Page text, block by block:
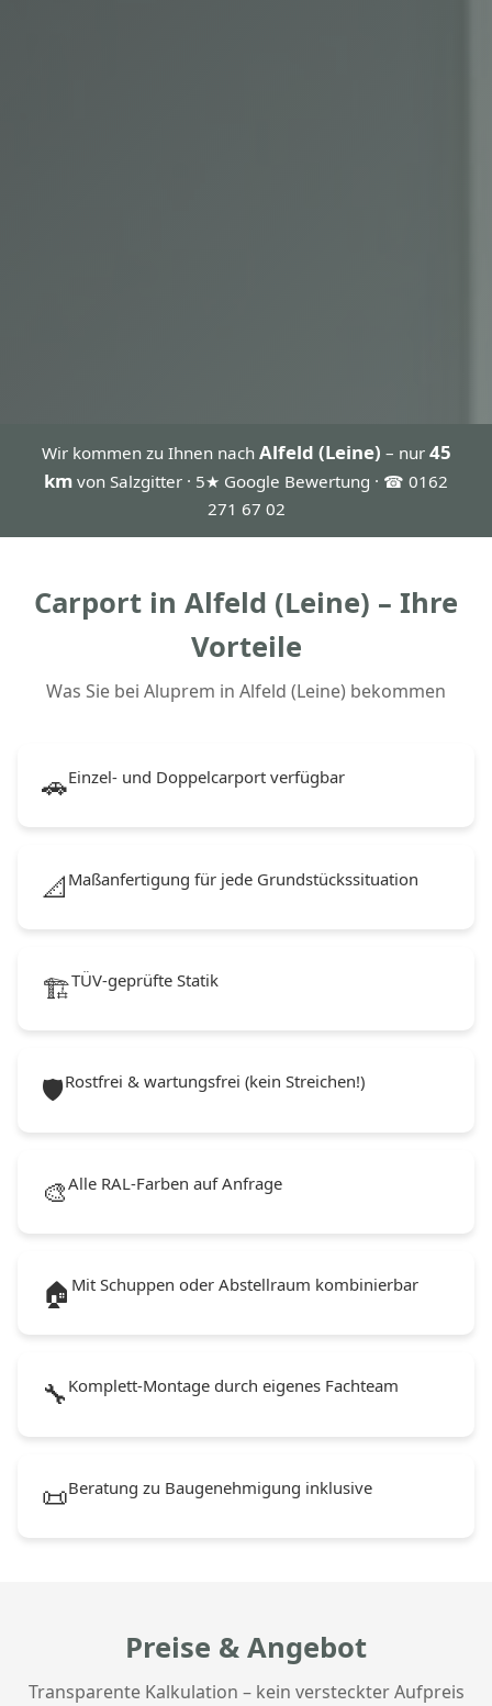
Wir kommen zu Ihnen nach Alfeld (Leine) – nur 45
km von Salzgitter · 5★ Google Bewertung · ☎ 0162
271 67 02
Carport in Alfeld (Leine) – Ihre
Vorteile
Was Sie bei Aluprem in Alfeld (Leine) bekommen
🚗Einzel- und Doppelcarport verfügbar
📐 Maßanfertigung für jede Grundstückssituation
🏗️TÜV-geprüfte Statik
🛡️Rostfrei & wartungsfrei (kein Streichen!)
🎨Alle RAL-Farben auf Anfrage
🏠 Mit Schuppen oder Abstellraum kombinierbar
🔧 Komplett-Montage durch eigenes Fachteam
📜Beratung zu Baugenehmigung inklusive
Preise & Angebot
Transparente Kalkulation – kein versteckter Aufpreis